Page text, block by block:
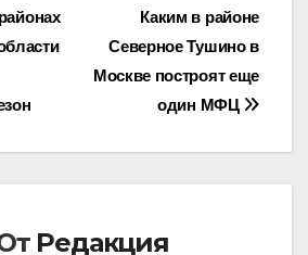
Каким в районе
Северное Тушино в
Москве построят еще
один МФЦ
Редакция